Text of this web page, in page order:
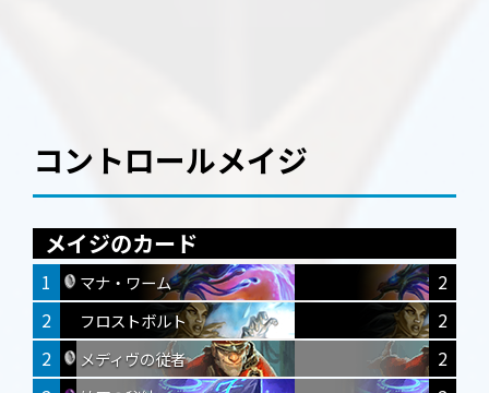
コントロールメイジ
メイジのカード
1 マナ・ワーム
2
2
フロストボルト
2
2
メディヴの従者
2